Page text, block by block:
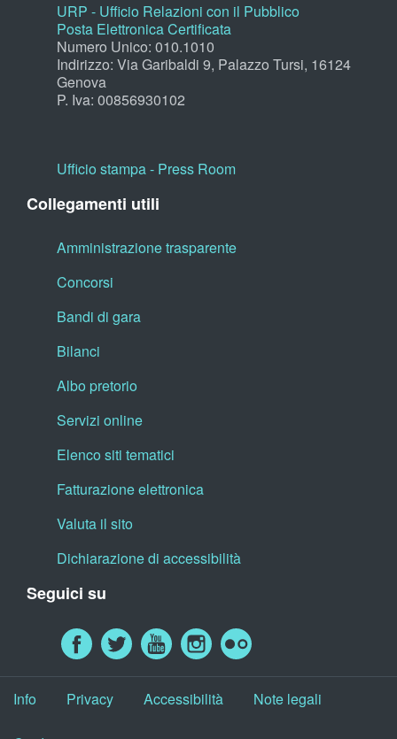
URP - Ufficio Relazioni con il Pubblico
Posta Elettronica Certificata
Numero Unico: 010.1010
Indirizzo: Via Garibaldi 9, Palazzo Tursi, 16124
Genova
P. Iva: 00856930102
Ufficio stampa - Press Room
Collegamenti utili
Amministrazione trasparente
Concorsi
Bandi di gara
Bilanci
Albo pretorio
Servizi online
Elenco siti tematici
Fatturazione elettronica
Valuta il sito
Dichiarazione di accessibilità
Seguici su
Info Privacy Accessibilità Note legali